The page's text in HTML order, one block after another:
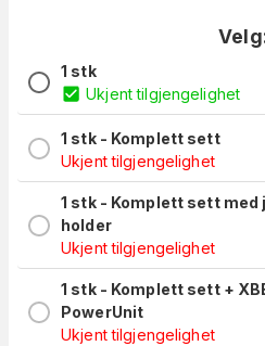
1 stk
Ukjent tilgjengelighet
1 stk - Komplett sett
Ukjent tilgjengelighet
1 stk - Komplett sett med
holder
Ukjent tilgjengelighet
1 stk - Komplett sett +
PowerUnit
Ukjent tilgjengelighet